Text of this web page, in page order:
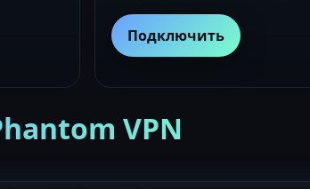
Подключить
VPN